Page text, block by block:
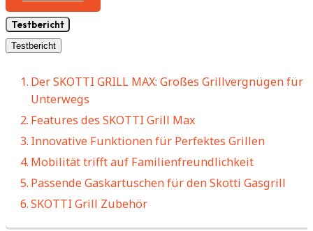
Testbericht
Testbericht
Der SKOTTI GRILL MAX: Großes Grillvergnügen für
Unterwegs
Features des SKOTTI Grill Max
Innovative Funktionen für Perfektes Grillen
Mobilität trifft auf Familienfreundlichkeit
Passende Gaskartuschen für den Skotti Gasgrill
SKOTTI Grill Zubehör